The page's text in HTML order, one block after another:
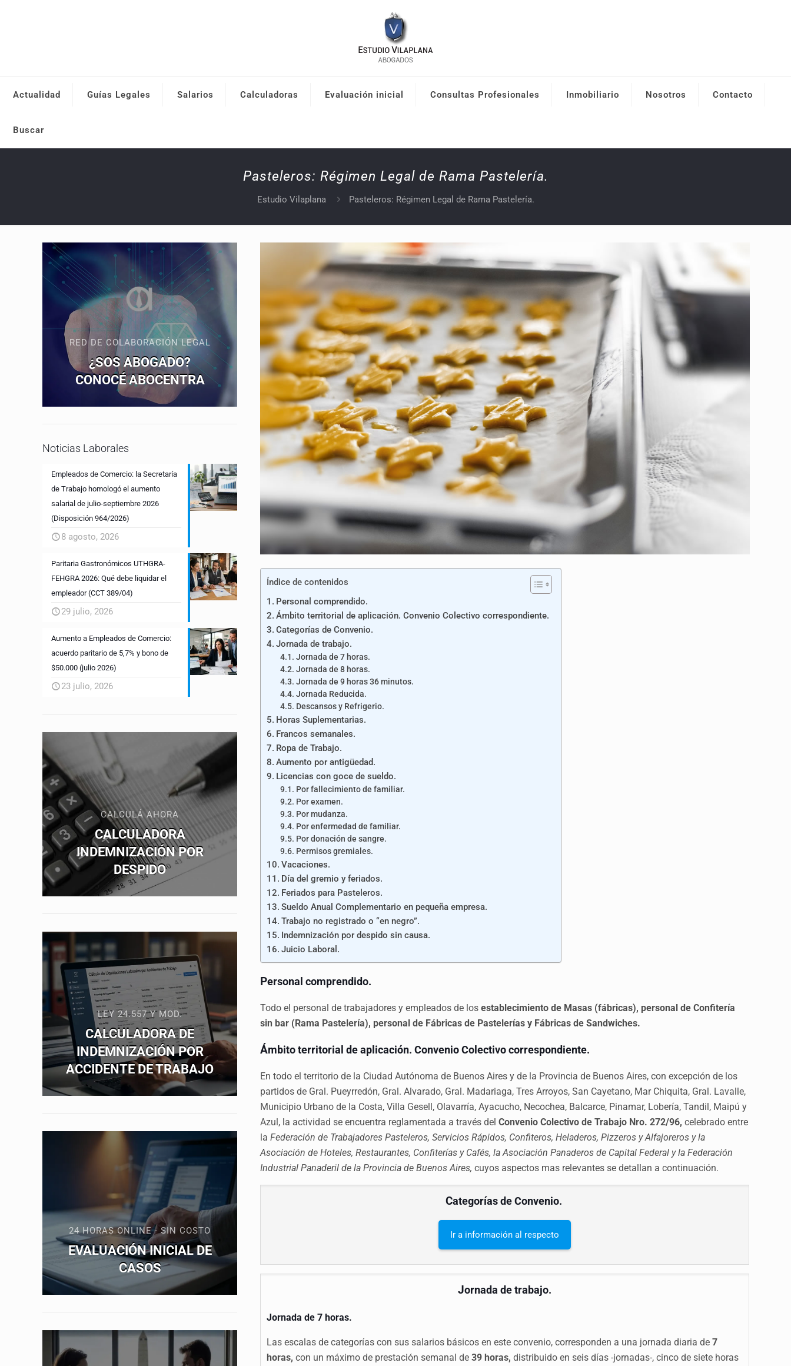
Actualidad Guías Legales Salarios Calculadoras Evaluación inicial Consultas Profesionales Inmobiliario Nosotros Contacto
Buscar
Pasteleros: Régimen Legal de Rama Pastelería.
Estudio Vilaplana Pasteleros: Régimen Legal de Rama Pastelería.
Índice de contenidos
Personal comprendido.
Ámbito territorial de aplicación. Convenio Colectivo correspondiente.
Categorías de Convenio.
Jornada de trabajo.
Jornada de 7 horas.
Jornada de 8 horas.
Jornada de 9 horas 36 minutos.
Jornada Reducida.
Descansos y Refrigerio.
Horas Suplementarias.
Francos semanales.
Ropa de Trabajo.
Aumento por antigüedad.
Licencias con goce de sueldo.
Por fallecimiento de familiar.
Por examen.
Por mudanza.
Por enfermedad de familiar.
Por donación de sangre.
Permisos gremiales.
Vacaciones.
Día del gremio y feriados.
Feriados para Pasteleros.
Sueldo Anual Complementario en pequeña empresa.
Trabajo no registrado o “en negro”.
Indemnización por despido sin causa.
Juicio Laboral.
Personal comprendido.
Todo el personal de trabajadores y empleados de losestablecimiento de Masas (fábricas), personal de Confitería
sin bar (Rama Pastelería), personal de Fábricas de Pastelerías y Fábricas de Sandwiches.
Ámbito territorial de aplicación. Convenio Colectivo correspondiente.
En todo el territorio de la Ciudad Autónoma de Buenos Aires y de la Provincia de Buenos Aires, con excepción de los
partidos de Gral. Pueyrredón, Gral. Alvarado, Gral. Madariaga, Tres Arroyos, San Cayetano, Mar Chiquita, Gral. Lavalle,
Municipio Urbano de la Costa, Villa Gesell, Olavarría, Ayacucho, Necochea, Balcarce, Pinamar, Lobería, Tandil, Maipú y
Azul, la actividad se encuentra reglamentada a través delConvenio Colectivo de Trabajo Nro. 272/96, celebrado entre
laFederación de Trabajadores Pasteleros, Servicios Rápidos, Confiteros, Heladeros, Pizzeros y Alfajoreros y la
Asociación de Hoteles, Restaurantes, Confiterías y Cafés, la Asociación Panaderos de Capital Federal y la Federación
Industrial Panaderil de la Provincia de Buenos Aires, cuyos aspectos mas relevantes se detallan a continuación.
Categorías de Convenio.
Ir a información al respecto
Jornada de trabajo.
Jornada de 7 horas.
Las escalas de categorías con sus salarios básicos en este convenio, corresponden a una jornada diaria de7
horas, con un máximo de prestación semanal de39 horas, distribuido en seis días -jornadas-, cinco de siete horas
RED DE COLABORACIÓN LEGAL
¿SOS ABOGADO?
CONOCÉ ABOCENTRA
Noticias Laborales
Empleados de Comercio: la Secretaría
de Trabajo homologó el aumento
salarial de julio-septiembre 2026
(Disposición 964/2026)
8 agosto, 2026
Paritaria Gastronómicos UTHGRA-
FEHGRA 2026: Qué debe liquidar el
empleador (CCT 389/04)
29 julio, 2026
Aumento a Empleados de Comercio:
acuerdo paritario de 5,7% y bono de
$50.000 (julio 2026)
23 julio, 2026
CALCULÁ AHORA
CALCULADORA
INDEMNIZACIÓN POR
DESPIDO
LEY 24.557 Y MOD.
CALCULADORA DE
INDEMNIZACIÓN POR
ACCIDENTE DE TRABAJO
24 HORAS ONLINE - SIN COSTO
EVALUACIÓN INICIAL DE
CASOS